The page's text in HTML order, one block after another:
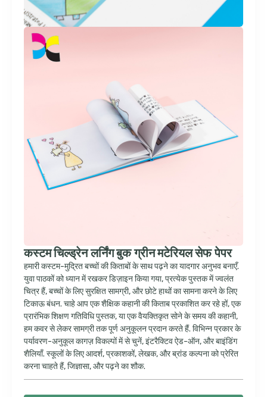
कस्टम चिल्ड्रेन लर्निंग बुक ग्रीन मटेरियल सेफ पेपर
हमारी कस्टम-मुद्रित बच्चों की किताबों के साथ पढ़ने का यादगार अनुभव बनाएँ.
युवा पाठकों को ध्यान में रखकर डिज़ाइन किया गया, प्रत्येक पुस्तक में ज्वलंत
चित्र हैं, बच्चों के लिए सुरक्षित सामग्री, और छोटे हाथों का सामना करने के लिए
टिकाऊ बंधन. चाहे आप एक शैक्षिक कहानी की किताब प्रकाशित कर रहे हों, एक
प्रारंभिक शिक्षण गतिविधि पुस्तक, या एक वैयक्तिकृत सोने के समय की कहानी,
हम कवर से लेकर सामग्री तक पूर्ण अनुकूलन प्रदान करते हैं. विभिन्न प्रकार के
पर्यावरण-अनुकूल कागज़ विकल्पों में से चुनें, इंटरैक्टिव ऐड-ऑन, और बाइंडिंग
शैलियाँ. स्कूलों के लिए आदर्श, प्रकाशकों, लेखक, और ब्रांड कल्पना को प्रेरित
करना चाहते हैं, जिज्ञासा, और पढ़ने का शौक.